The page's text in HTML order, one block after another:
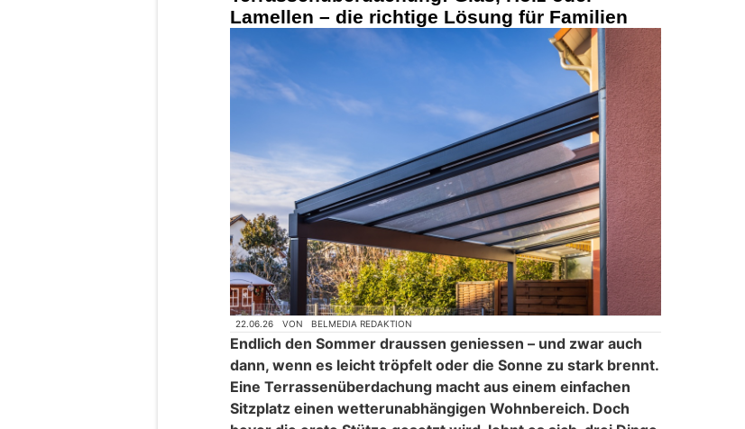
Lamellen – die richtige Lösung für Familien
22.06.26 VON BELMEDIA REDAKTION
Endlich den Sommer draussen geniessen – und zwar auch
dann, wenn es leicht tröpfelt oder die Sonne zu stark brennt.
Eine Terrassenüberdachung macht aus einem einfachen
Sitzplatz einen wetterunabhängigen Wohnbereich. Doch